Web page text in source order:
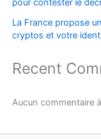
pour contester le
La France propose
cryptos et votre
Recent
Aucun commentaire